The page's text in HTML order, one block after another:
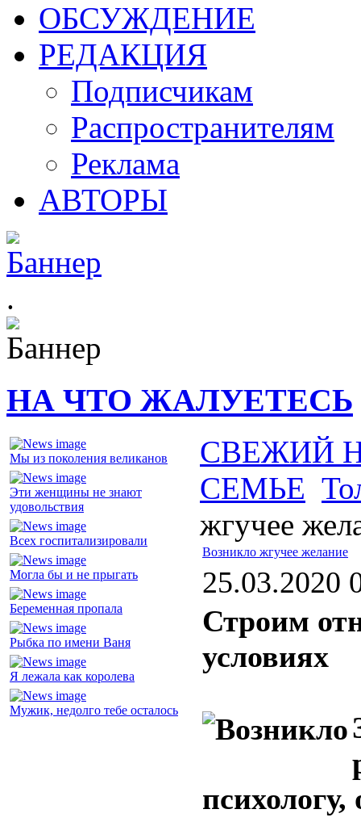
ОБСУЖДЕНИЕ
РЕДАКЦИЯ
Подписчикам
Распространителям
Реклама
АВТОРЫ
.
НА ЧТО ЖАЛУЕТЕСЬ
Мы из поколения великанов
Эти женщины не знают
удовольствия
Всех госпитализировали
Могла бы и не прыгать
Беременная пропала
Рыбка по имени Ваня
Я лежала как королева
Мужик, недолго тебе осталось
СВЕЖИЙ
СЕМЬЕ
жгучее
Возникло жгучее желание
25.03.2020
Строим
условиях